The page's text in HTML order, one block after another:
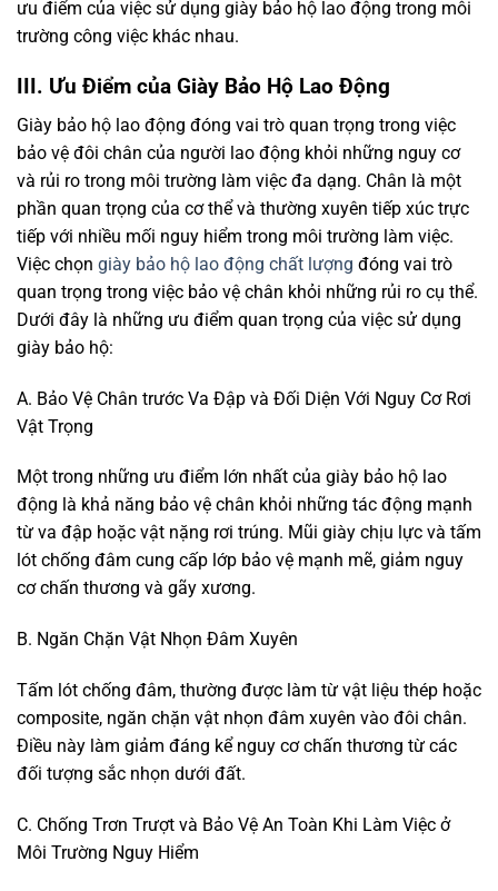
ưu điểm của việc sử dụng giày bảo hộ lao động trong môi
trường công việc khác nhau.
III. Ưu Điểm của Giày Bảo Hộ Lao Động
Giày bảo hộ lao động đóng vai trò quan trọng trong việc
bảo vệ đôi chân của người lao động khỏi những nguy cơ
và rủi ro trong môi trường làm việc đa dạng. Chân là một
phần quan trọng của cơ thể và thường xuyên tiếp xúc trực
tiếp với nhiều mối nguy hiểm trong môi trường làm việc.
Việc chọn giày bảo hộ lao động chất lượng đóng vai trò
quan trọng trong việc bảo vệ chân khỏi những rủi ro cụ thể.
Dưới đây là những ưu điểm quan trọng của việc sử dụng
giày bảo hộ:
A. Bảo Vệ Chân trước Va Đập và Đối Diện Với Nguy Cơ Rơi
Vật Trọng
Một trong những ưu điểm lớn nhất của giày bảo hộ lao
động là khả năng bảo vệ chân khỏi những tác động mạnh
từ va đập hoặc vật nặng rơi trúng. Mũi giày chịu lực và tấm
lót chống đâm cung cấp lớp bảo vệ mạnh mẽ, giảm nguy
cơ chấn thương và gãy xương.
B. Ngăn Chặn Vật Nhọn Đâm Xuyên
Tấm lót chống đâm, thường được làm từ vật liệu thép hoặc
composite, ngăn chặn vật nhọn đâm xuyên vào đôi chân.
Điều này làm giảm đáng kể nguy cơ chấn thương từ các
đối tượng sắc nhọn dưới đất.
C. Chống Trơn Trượt và Bảo Vệ An Toàn Khi Làm Việc ở
Môi Trường Nguy Hiểm